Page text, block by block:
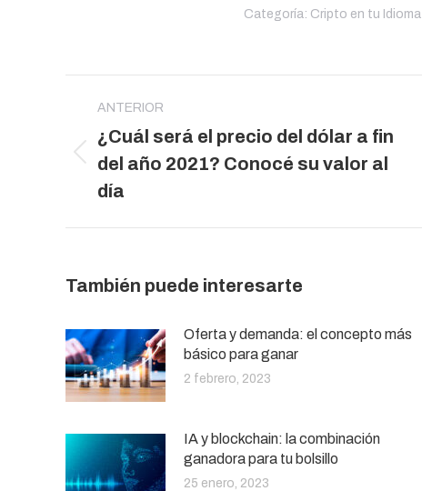
Categoría: Cripto en tu Idioma
entre
publicaciones
ANTERIOR
Publicación
¿Cuál será el precio del dólar a fin
del año 2021? Conocé su valor al
día
También puede interesarte
Oferta y demanda: el concepto más
básico para ganar
2 febrero, 2023
IA y blockchain: la combinación
ganadora para tu bolsillo
25 enero, 2023